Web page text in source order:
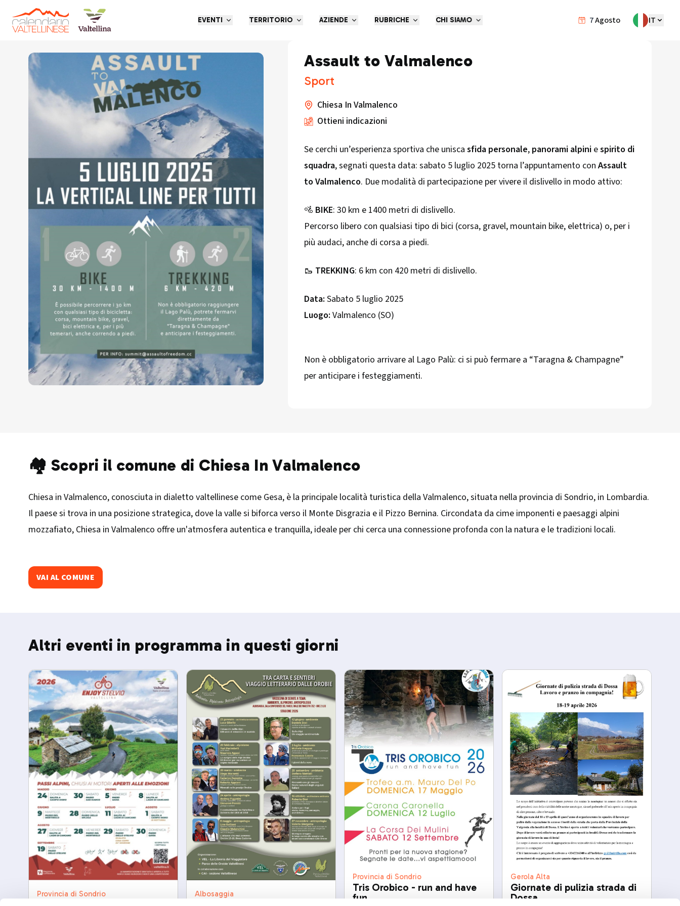
7Agosto IT
EVENTI TERRITORIO AZIENDE RUBRICHE CHI SIAMO
Torna indietro
Assault to Valmalenco
Sport
Chiesa In Valmalenco
Ottieni indicazioni
Se cerchi un’esperienza sportiva che uniscasfida personale, panorami alpini espirito di
squadra, segnati questa data: sabato 5 luglio 2025 torna l’appuntamento conAssault
to Valmalenco. Due modalità di partecipazione per vivere il dislivello in modo attivo:
🚵 BIKE: 30 km e 1400 metri di dislivello.
Percorso libero con qualsiasi tipo di bici (corsa, gravel, mountain bike, elettrica) o, per i
più audaci, anche di corsa a piedi.
🥾 TREKKING: 6 km con 420 metri di dislivello.
Data: Sabato 5 luglio 2025
Luogo: Valmalenco (SO)
Non è obbligatorio arrivare al Lago Palù: ci si può fermare a “Taragna & Champagne”
per anticipare i festeggiamenti.
🏘️ Scopri il comune di Chiesa In Valmalenco
Chiesa in Valmalenco, conosciuta in dialetto valtellinese come Gesa, è la principale località turistica della Valmalenco, situata nella provincia di Sondrio, in Lombardia.
Il paese si trova in una posizione strategica, dove la valle si biforca verso il Monte Disgrazia e il Pizzo Bernina. Circondata da cime imponenti e paesaggi alpini
mozzafiato, Chiesa in Valmalenco offre un'atmosfera autentica e tranquilla, ideale per chi cerca una connessione profonda con la natura e le tradizioni locali.
VAI AL COMUNE
Altri eventi in programma in questi giorni
Provincia di Sondrio Albosaggia
Provincia di Sondrio
Tris Orobico - run and have
fun
Gerola Alta
Giornate di pulizia strada di
Dossa